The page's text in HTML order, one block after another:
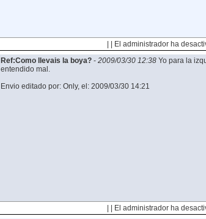
| | El administrador ha
Ref:Como llevais la boya?- 2009/03/30 12:38 Yo para la
entendido mal.
Envio editado por: Only, el: 2009/03/30 14:21
| | El administrador ha